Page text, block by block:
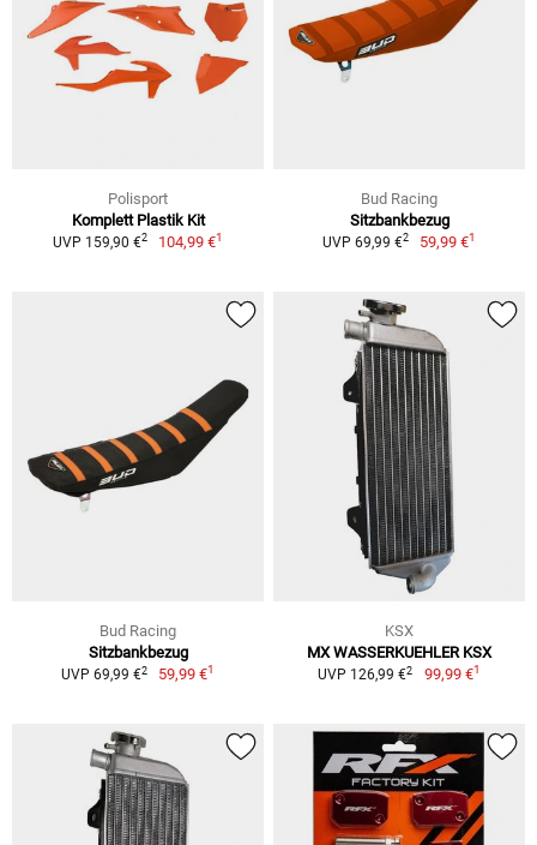
Polisport
Komplett Plastik Kit
UVP 159,90 €2 104,99 €1
Bud Racing
Sitzbankbezug
UVP 69,99 €2 59,99 €1
Bud Racing
Sitzbankbezug
UVP 69,99 €2 59,99 €1
KSX
MX WASSERKUEHLER KSX
UVP 126,99 €2 99,99 €1